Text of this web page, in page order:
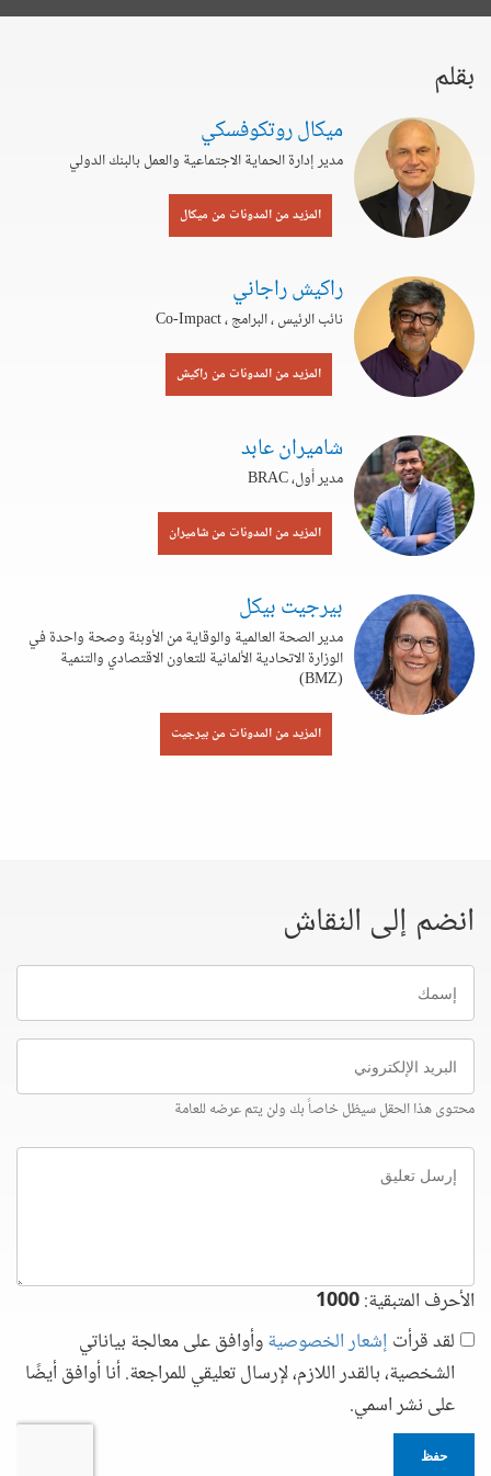
بقلم
ميكال روتكوفسكي
مدير إدارة الحماية الاجتماعية والعمل بالبنك الدولي
المزيد من المدونات من ميكال
راكيش راجاني
نائب الرئيس ، البرامج ، Co-Impact
المزيد من المدونات من راكيش
شاميران عابد
مدير أول، BRAC
المزيد من المدونات من شاميران
بيرجيت بيكل
مدير الصحة العالمية والوقاية من الأوبئة وصحة واحدة في
الوزارة الاتحادية الألمانية للتعاون الاقتصادي والتنمية
(BMZ)
المزيد من المدونات من بيرجيت
انضم إلى النقاش
إسمك
البريد
الإلكتروني
محتوى هذا الحقل سيظل خاصاً بك ولن يتم عرضه للعامة
إرسل
تعليق
الأحرف المتبقية:1000
لقد قرأت إشعار الخصوصيةوأوافق على معالجة بياناتي
الشخصية، بالقدر اللازم، لإرسال تعليقي للمراجعة. أنا أوافق أيضًا
على نشر اسمي.
حفظ